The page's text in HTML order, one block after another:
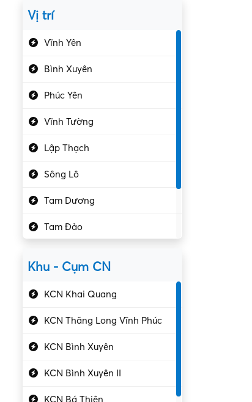
Kiểm soát chất lượng
Kỹ sư cơ khí
Kỹ sư điện
Kỹ thuật cao
Kỹ thuật mạng – IT
Làm bán thời gian
Lao động phổ thông
Vị trí
Vĩnh Yên
Bình Xuyên
Phúc Yên
Vĩnh Tường
Lập Thạch
Sông Lô
Tam Dương
Tam Đảo
Khu - Cụm CN
KCN Khai Quang
KCN Thăng Long Vĩnh Phúc
KCN Bình Xuyên
KCN Bình Xuyên II
KCN Bá Thiện